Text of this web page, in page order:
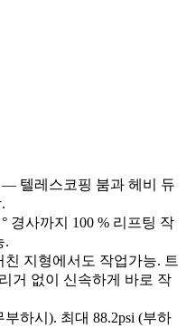
텔레스코핑 붐과 헤비 듀
경사까지 100 % 리프팅 작
.
지형에서도 작업가능. 트
거 없이 신속하게 바로 작
부하시). 최대 88.2psi (부하